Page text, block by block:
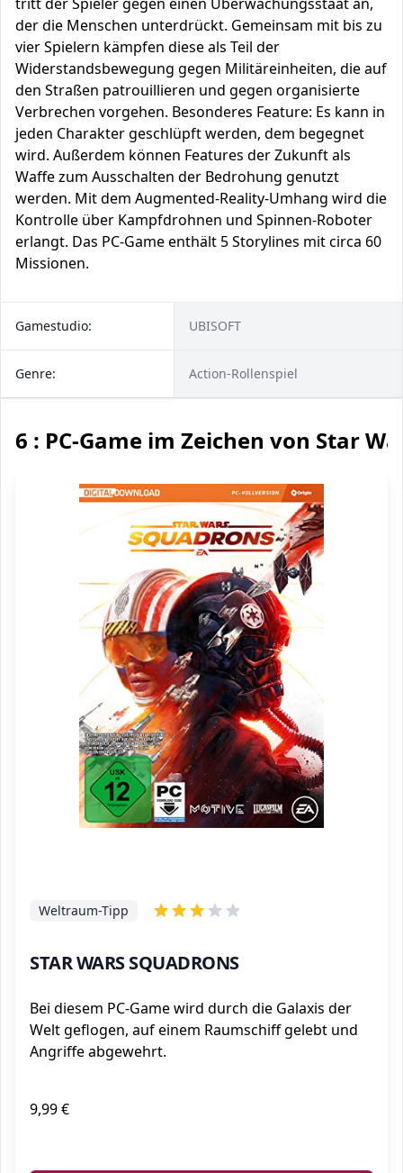
der die Menschen unterdrückt. Gemeinsam mit bis zu
vier Spielern kämpfen diese als Teil der
Widerstandsbewegung gegen Militäreinheiten, die auf
den Straßen patrouillieren und gegen organisierte
Verbrechen vorgehen. Besonderes Feature: Es kann in
jeden Charakter geschlüpft werden, dem begegnet
wird. Außerdem können Features der Zukunft als
Waffe zum Ausschalten der Bedrohung genutzt
werden. Mit dem Augmented-Reality-Umhang wird die
Kontrolle über Kampfdrohnen und Spinnen-Roboter
erlangt. Das PC-Game enthält 5 Storylines mit circa 60
Missionen.
Gamestudio: UBISOFT
Genre: Action-Rollenspiel
6 : PC-Game im Zeichen von Star
STAR WARS SQUADRONS
Weltraum-Tipp
Bei diesem PC-Game wird durch die Galaxis der
Welt geflogen, auf einem Raumschiff gelebt und
Angriffe abgewehrt.
9,99 €